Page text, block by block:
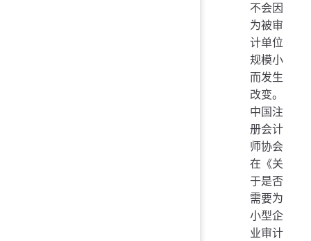
不会因
为被审
计单位
规模小
而发生
改变。
中国注
册会计
师协会
在《关
于是否
需要为
小型企
业审计